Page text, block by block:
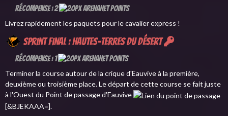
Récompense : 2
Livrez rapidement les paquets pour le cavalier express !
Sprint final : Hautes-terres du désert
Récompense : 1
Terminer la course autour de la crique d'Eauvive à la première,
deuxième ou troisième place. Le départ de cette course se fait juste
à l'Ouest du Point de passage d'Eauvive
[&BJEKAAA=].